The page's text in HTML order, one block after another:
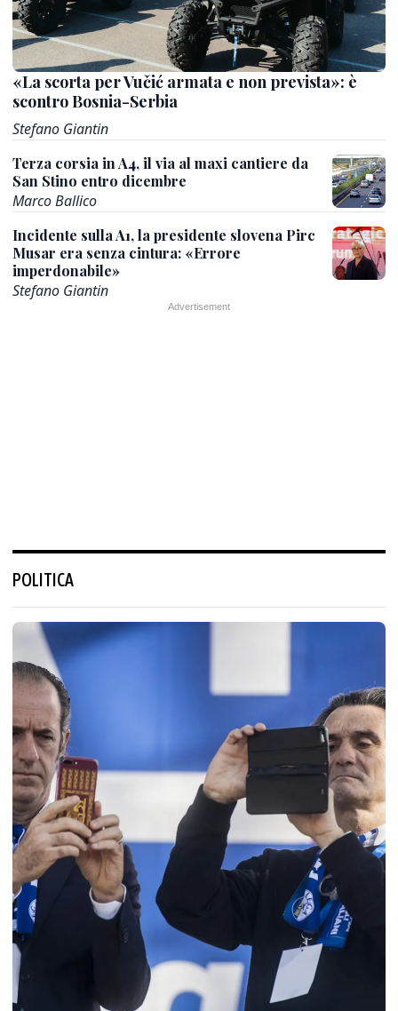
«La scorta per Vučić armata e non prevista»: è
scontro Bosnia-Serbia
Stefano Giantin
Terza corsia in A4, il via al maxi cantiere da
San Stino entro dicembre
Marco Ballico
Incidente sulla A1, la presidente slovena Pirc
Musar era senza cintura: «Errore
imperdonabile»
Stefano Giantin
POLITICA